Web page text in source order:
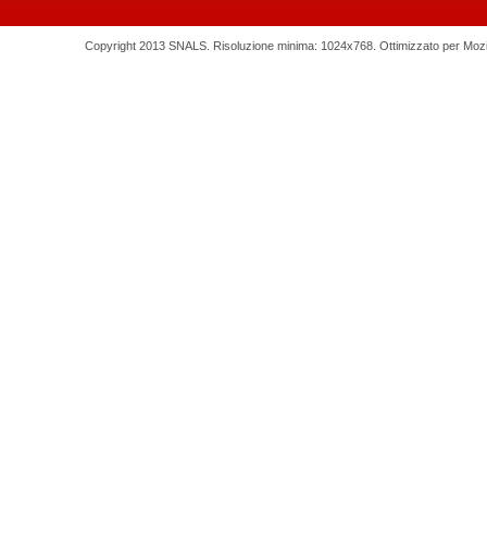
Copyright 2013 SNALS. Risoluzione minima: 1024x768. Ottimizzato per